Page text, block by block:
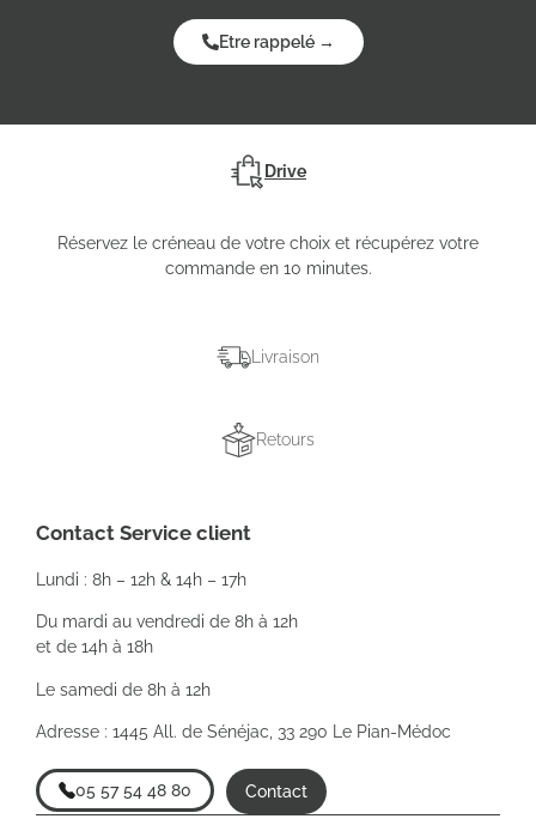
Etre rappelé →
Drive
Livraison
Retours
Réservez le créneau de votre choix et récupérez votre
commande en 10 minutes.
Contact Service client
Lundi : 8h – 12h & 14h – 17h
Du mardi au vendredi de 8h à 12h
et de 14h à 18h
Le samedi de 8h à 12h
Adresse : 1445 All. de Sénéjac, 33 290 Le Pian-Médoc
05 57 54 48 80 Contact